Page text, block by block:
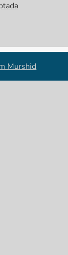
Murshid